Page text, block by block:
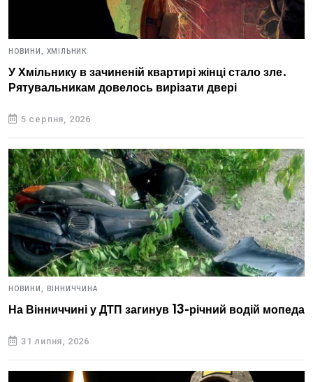
НОВИНИ, ХМІЛЬНИК
У Хмільнику в зачиненій квартирі жінці стало зле.
Рятувальникам довелось вирізати двері
5 серпня, 2026
НОВИНИ, ВІННИЧЧИНА
На Вінниччині у ДТП загинув 13-річний водій мопеда
31 липня, 2026